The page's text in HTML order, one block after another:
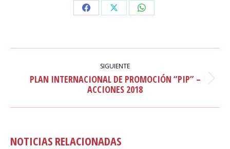
Share
Facebook
Share
X
Share
WhatsApp
PUBLICACIONES
SIGUIENTE
Publicación
siguiente:
PLAN INTERNACIONAL DE PROMOCIÓN “PIP” –
ACCIONES 2018
NOTICIAS RELACIONADAS